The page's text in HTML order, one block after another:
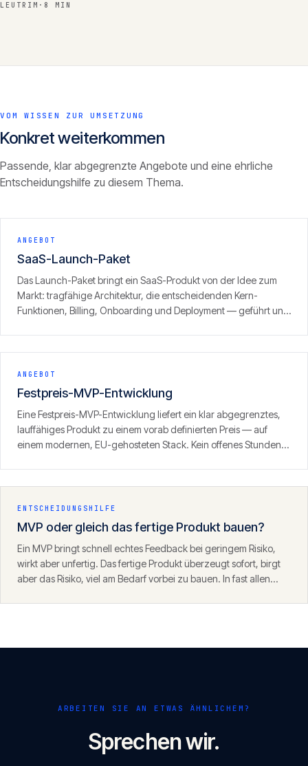
LEUTRIM · 8 MIN
VOM WISSEN ZUR UMSETZUNG
Konkret weiterkommen
Passende, klar abgegrenzte Angebote und eine ehrliche
Entscheidungshilfe zu diesem Thema.
ANGEBOT
SaaS-Launch-Paket
Das Launch-Paket bringt ein SaaS-Produkt von der Idee zum
Markt: tragfähige Architektur, die entscheidenden Kern-
Funktionen, Billing, Onboarding und Deployment — geführt und
Umsatz erzeugen kann.
ANGEBOT
Festpreis-MVP-Entwicklung
Eine Festpreis-MVP-Entwicklung liefert ein klar abgegrenztes,
lauffähiges Produkt zu einem vorab definierten Preis — auf
einem modernen, EU-gehosteten Stack. Kein offenes Stunden-
ENTSCHEIDUNGSHILFE
MVP oder gleich das fertige Produkt bauen?
Ein MVP bringt schnell echtes Feedback bei geringem Risiko,
wirkt aber unfertig. Das fertige Produkt überzeugt sofort, birgt
aber das Risiko, viel am Bedarf vorbei zu bauen. In fast allen
ARBEITEN SIE AN ETWAS ÄHNLICHEM?
Sprechen wir.